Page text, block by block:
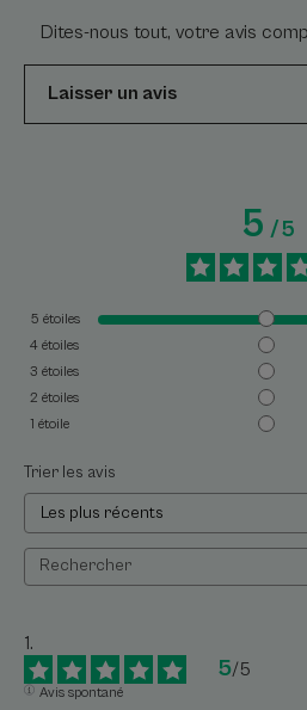
Dites-nous tout, votre avis
Laisser un avis
5/5
5 étoiles
4 étoiles
3 étoiles
2 étoiles
1 étoile
Trier les avis
5/5
Avis spontané